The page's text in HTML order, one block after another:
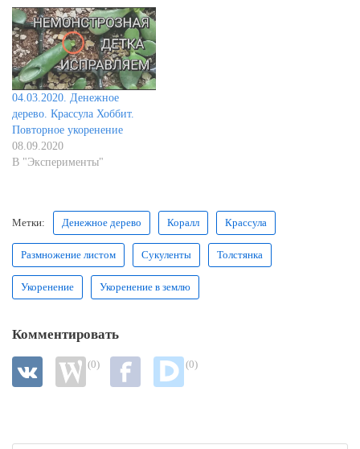
04.03.2020. Денежное
дерево. Крассула Хоббит.
Повторное укоренение
08.09.2020
В "Эксперименты"
Метки: Денежное дерево Коралл Крассула
Размножение листом Сукуленты Толстянка
Укоренение Укоренение в землю
Комментировать
(0) (0)